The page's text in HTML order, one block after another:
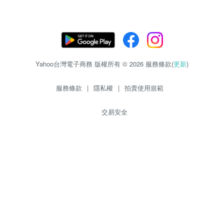
Yahoo台灣電子商務 版權所有 © 2026 服務條款(更新)
服務條款 | 隱私權 | 拍賣使用規範
交易安全